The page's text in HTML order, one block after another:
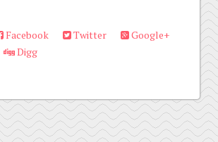
Facebook Twitter
Google+
Digg